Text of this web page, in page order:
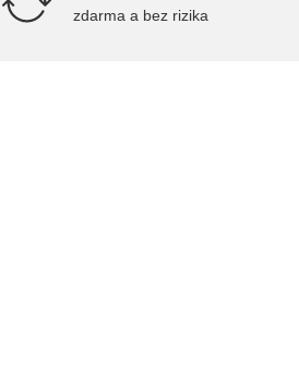
zdarma a bez rizika